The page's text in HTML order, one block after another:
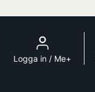
Logga in / Me+